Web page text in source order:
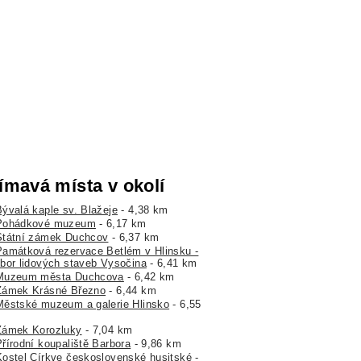
místa v okolí
kaple sv. Blažeje - 4,38 km
muzeum - 6,17 km
zámek Duchcov - 6,37 km
rezervace Betlém v Hlinsku -
lidových staveb Vysočina- 6,41 km
města Duchcova- 6,42 km
Krásné Březno - 6,44 km
muzeum a galerie Hlinsko - 6,55
Korozluky - 7,04 km
koupaliště Barbora- 9,86 km
Církve československé husitské -